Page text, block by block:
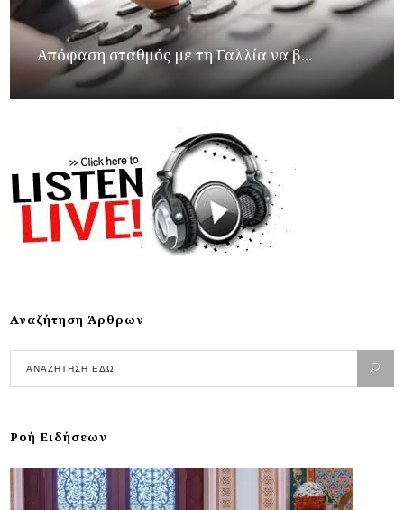
Απόφαση σταθμός με τη Γαλλία να β...
Αναζήτηση Άρθρων
Ροή Ειδήσεων